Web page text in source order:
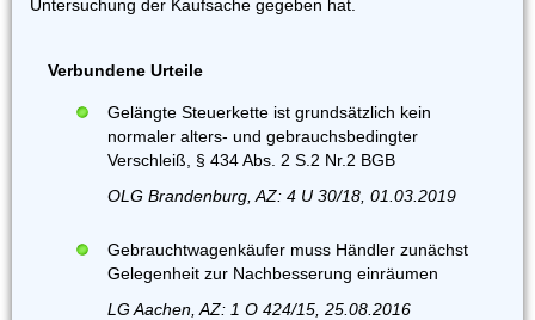
Untersuchung der Kaufsache gegeben hat.
Verbundene Urteile
Gelängte Steuerkette ist grundsätzlich kein
normaler alters- und gebrauchsbedingter
Verschleiß, § 434 Abs. 2 S.2 Nr.2 BGB
OLG Brandenburg, AZ: 4 U 30/18, 01.03.2019
Gebrauchtwagenkäufer muss Händler zunächst
Gelegenheit zur Nachbesserung einräumen
LG Aachen, AZ: 1 O 424/15, 25.08.2016